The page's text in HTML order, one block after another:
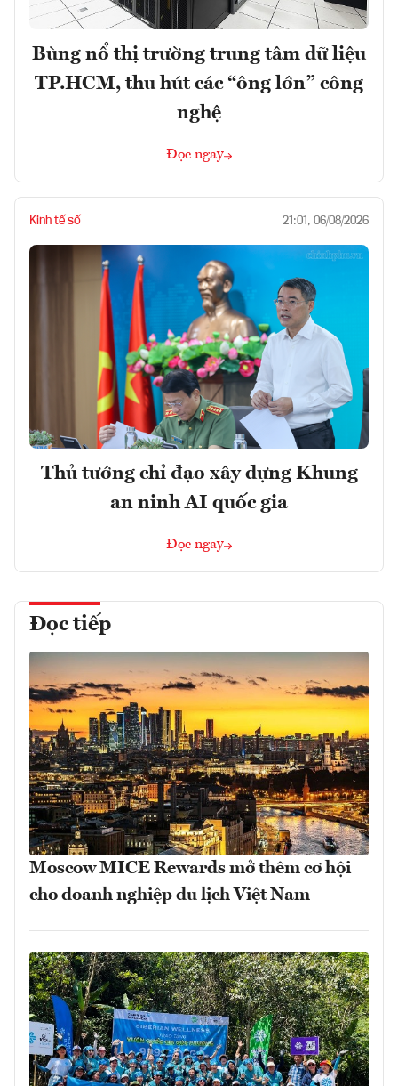
Bùng nổ thị trường trung tâm dữ liệu
TP.HCM, thu hút các “ông lớn” công
nghệ
Đọc ngay
Kinh tế số 21:01, 06/08/2026
Thủ tướng chỉ đạo xây dựng Khung
an ninh AI quốc gia
Đọc ngay
Đọc tiếp
Moscow MICE Rewards mở thêm cơ hội
cho doanh nghiệp du lịch Việt Nam